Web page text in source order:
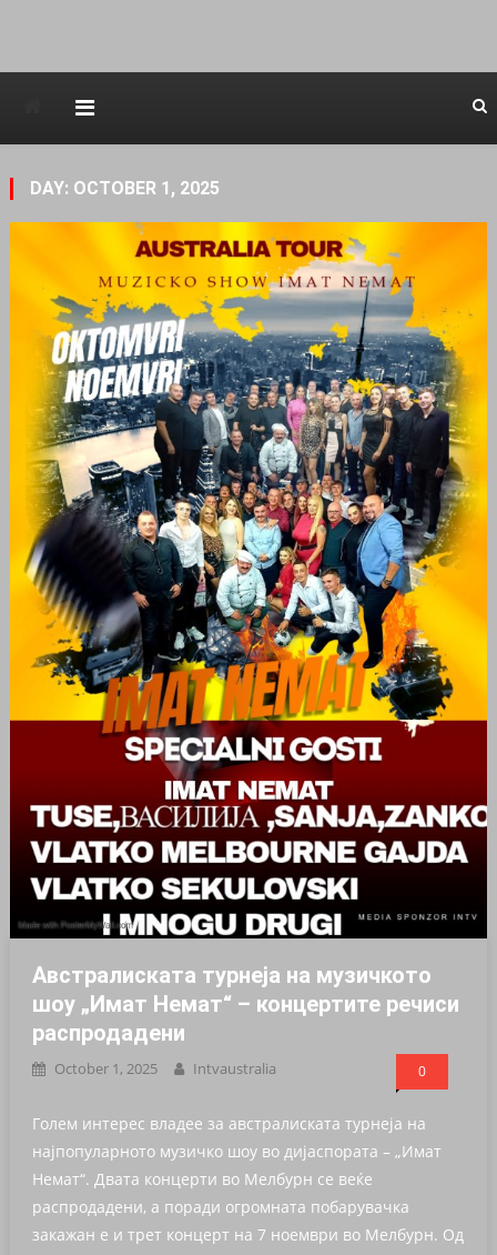
DAY: OCTOBER 1, 2025
Австралиската турнеја на музичкото
шоу „Имат Немат“ – концертите речиси
распродадени
October 1, 2025 Intvaustralia 0
Голем интерес владее за австралиската турнеја на
најпопуларното музичко шоу во дијаспората – „Имат
Немат“. Двата концерти во Мелбурн се веќе
распродадени, а поради огромната побарувачка
закажан е и трет концерт на 7 ноември во Мелбурн. Од